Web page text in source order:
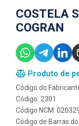
COSTELA
COGRAN
Produto de
Código do
Código: 2301
Código NCM:
Código de Barras